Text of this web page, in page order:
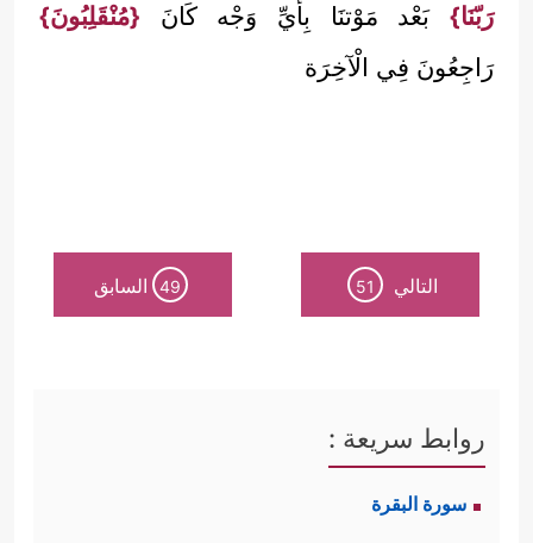
رَبّنَا} بَعْد مَوْتنَا بِأَيِّ وَجْه كَانَ {مُنْقَلِبُونَ}
رَاجِعُونَ فِي الْآخِرَة
التالي 51
49 السابق
روابط سريعة :
سورة البقرة